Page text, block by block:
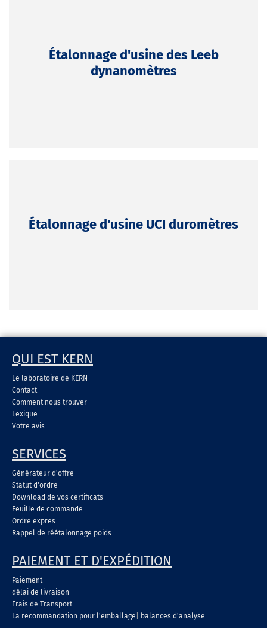
Étalonnage d'usine des Leeb
dynanomètres
Étalonnage d'usine UCI duromètres
QUI EST KERN
Le laboratoire de KERN
Contact
Comment nous trouver
Lexique
Votre avis
SERVICES
Générateur d'offre
Statut d'ordre
Download de vos certificats
Feuille de commande
Ordre expres
Rappel de réétalonnage poids
PAIEMENT ET D'EXPÉDITION
Paiement
délai de livraison
Frais de Transport
La recommandation pour l'emballage
balances d'analyse